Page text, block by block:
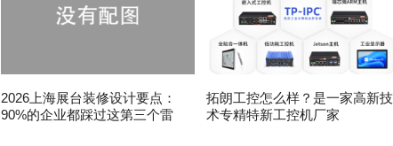
2026上海展台装修设计要点：
90%的企业都踩过这第三个雷
拓朗工控怎么样？是一家高新技
术专精特新工控机厂家